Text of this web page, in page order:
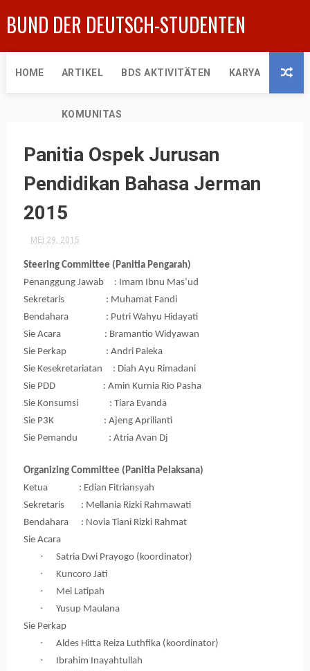
BUND DER DEUTSCH-STUDENTEN
HOME ARTIKEL BDS AKTIVITÄTEN KARYA
KOMUNITAS
Panitia Ospek Jurusan
Pendidikan Bahasa Jerman
2015
MEI 29, 2015
Steering Committee (Panitia Pengarah)
Penanggung Jawab
: Imam Ibnu Mas’ud
Sekretaris
: Muhamat Fandi
Bendahara
: Putri Wahyu Hidayati
Sie Acara
: Bramantio Widyawan
Sie Perkap
: Andri Paleka
Sie Kesekretariatan
: Diah Ayu Rimadani
Sie PDD
: Amin Kurnia Rio Pasha
Sie Konsumsi
: Tiara Evanda
Sie P3K
: Ajeng Aprilianti
Sie Pemandu
: Atria Avan Dj
Organizing Committee (Panitia Pelaksana)
Ketua
: Edian Fitriansyah
Sekretaris
: Mellania Rizki Rahmawati
Bendahara
: Novia Tiani Rizki Rahmat
Sie Acara
· Satria Dwi Prayogo (koordinator)
· Kuncoro Jati
· Mei Latipah
·
Yusup Maulana
Sie Perkap
· Aldes Hitta Reiza Luthfika (koordinator)
· Ibrahim Inayahtullah